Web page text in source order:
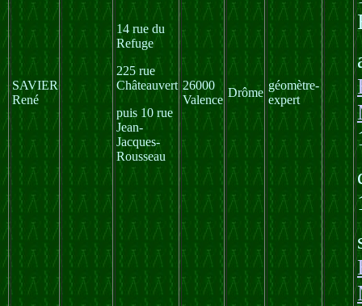
SAVIER
René
14 rue du
Refuge
225 rue
Châteauvert
puis 10 rue
Jean-
Jacques-
Rousseau
26000
Valence
Drôme
géomètre-
expert